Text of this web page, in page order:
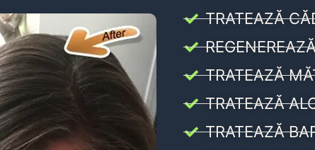
TRATEAZĂ
TRATEAZĂ
TRATEAZĂ
TRATEAZĂ